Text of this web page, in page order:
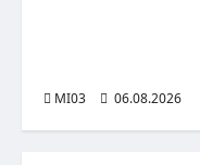
a
t
MI03
06.08.2026